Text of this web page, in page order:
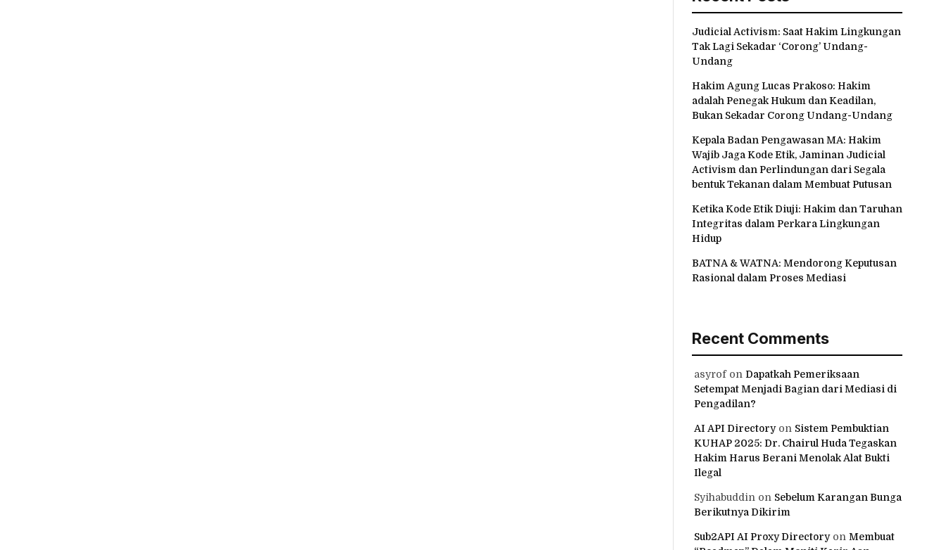
Judicial Activism: Saat Hakim Lingkungan
Tak Lagi Sekadar ‘Corong’ Undang-
Undang
Hakim Agung Lucas Prakoso: Hakim
adalah Penegak Hukum dan Keadilan,
Bukan Sekadar Corong Undang-Undang
Kepala Badan Pengawasan MA: Hakim
Wajib Jaga Kode Etik, Jaminan Judicial
Activism dan Perlindungan dari Segala
bentuk Tekanan dalam Membuat Putusan
Ketika Kode Etik Diuji: Hakim dan Taruhan
Integritas dalam Perkara Lingkungan
Hidup
BATNA & WATNA: Mendorong Keputusan
Rasional dalam Proses Mediasi
Recent Comments
asyrofon Dapatkah Pemeriksaan
Setempat Menjadi Bagian dari Mediasi di
Pengadilan?
AI API Directoryon Sistem Pembuktian
KUHAP 2025: Dr. Chairul Huda Tegaskan
Hakim Harus Berani Menolak Alat Bukti
Ilegal
Syihabuddin on Sebelum Karangan Bunga
Berikutnya Dikirim
Sub2API AI Proxy Directoryon Membuat